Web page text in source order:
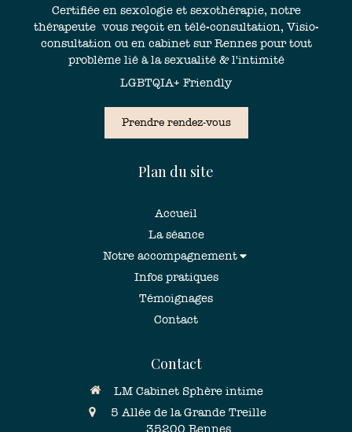
Certifiée en sexologie et sexothérapie, notre
thérapeute vous reçoit en télé-consultation, Visio-
consultation ou en cabinet sur Rennes pour tout
problème lié à la sexualité & l'intimité
LGBTQIA+ Friendly
Prendre rendez-vous
Plan du site
Accueil
La séance
Notre accompagnement
Infos pratiques
Témoignages
Contact
Contact
LM Cabinet Sphère intime
5 Allée de la Grande Treille
35200 Rennes